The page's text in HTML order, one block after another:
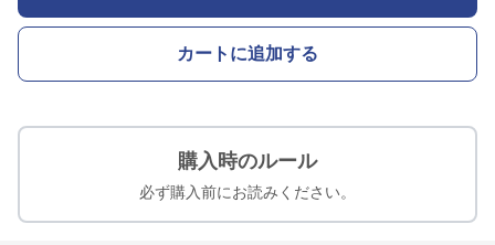
カートに追加する
購入時のルール
必ず購入前にお読みください。